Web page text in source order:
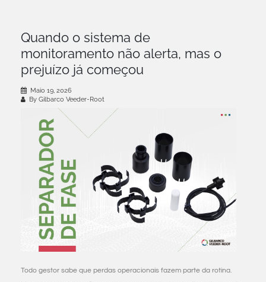
Quando o sistema de
monitoramento não alerta, mas o
prejuízo já começou
Maio 19, 2026
By Gilbarco Veeder-Root
Todo gestor sabe que perdas operacionais fazem parte da rotina.